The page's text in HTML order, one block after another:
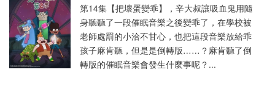
第14集【把壞蛋變乖】，辛大叔讓吸血鬼用隨
身聽聽了一段催眠音樂之後變乖了，在學校被
老師處罰的小洽不甘心，也把這段音樂放給乖
孩子麻肯聽，但是是倒轉版……？麻肯聽了倒
轉版的催眠音樂會發生什麼事呢？...